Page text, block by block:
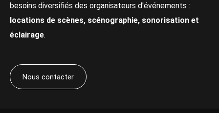
besoins diversifiés des organisateurs d'événements :
locations de scènes, scénographie, sonorisation et
éclairage.
Nous contacter